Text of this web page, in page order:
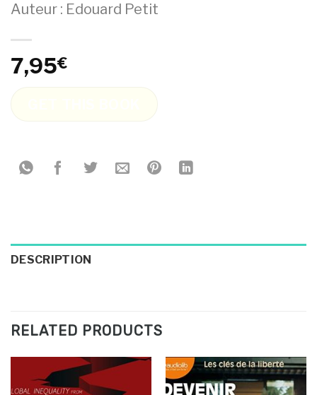
Auteur : Edouard Petit
7,95€
DESCRIPTION
RELATED PRODUCTS